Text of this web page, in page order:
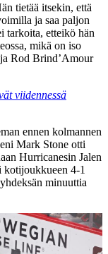
tietää itsekin, että
ja saa paljon
tarkoita, etteikö hän
mikä on iso
Rod Brind’Amour
viidennessä
ennen kolmannen
Mark Stone otti
Hurricanesin Jalen
kotijoukkueen 4-1
minuuttia